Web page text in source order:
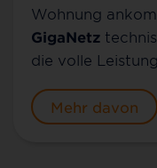
Wohnung
GigaNetz
die volle
Mehr davon